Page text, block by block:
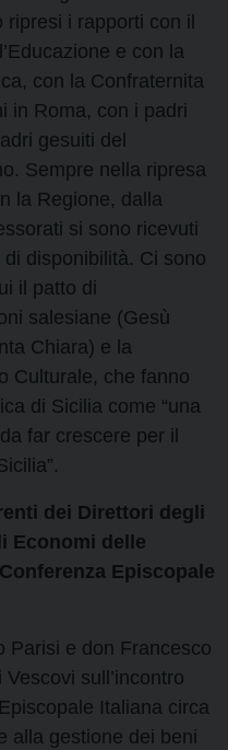
ripresi i rapporti con il
e con la
con la Confraternita
in Roma, con i padri
gesuiti del
Sempre nella ripresa
la Regione, dalla
si sono ricevuti
disponibilità. Ci sono
il patto di
salesiane (Gesù
Chiara) e la
Culturale, che fanno
di Sicilia come “una
far crescere per il
dei Direttori degli
Economi delle
Episcopale
Parisi e don Francesco
sull’incontro
Italiana circa
alla gestione dei beni